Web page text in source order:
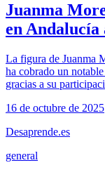
Juanma
en Andalucía
La figura de Juanma
ha cobrado un
gracias a su
16 de octubre de 2025
Desaprende.es
general